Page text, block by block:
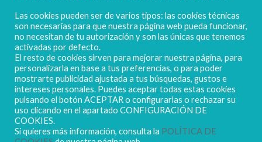
POLIGONO CAMPORROSO P-D, Nº4
02520 - CHINCHILLA DE MONTEARAGÓN
(ALBACETE) Spain
Tel. + 34 967 218 812 - info@abr.com.es
Las cookies pueden ser de varios tipos: las cookies técnicas
son necesarias para que nuestra página web pueda funcionar,
no necesitan de tu autorización y son las únicas que tenemos
activadas por defecto.
El resto de cookies sirven para mejorar nuestra página, para
personalizarla en base a tus preferencias, o para poder
mostrarte publicidad ajustada a tus búsquedas, gustos e
intereses personales. Puedes aceptar todas estas cookies
pulsando el botón ACEPTAR o configurarlas o rechazar su
uso clicando en el apartado CONFIGURACIÓN DE
COOKIES.
Si quieres más información, consulta la POLÍTICA DE